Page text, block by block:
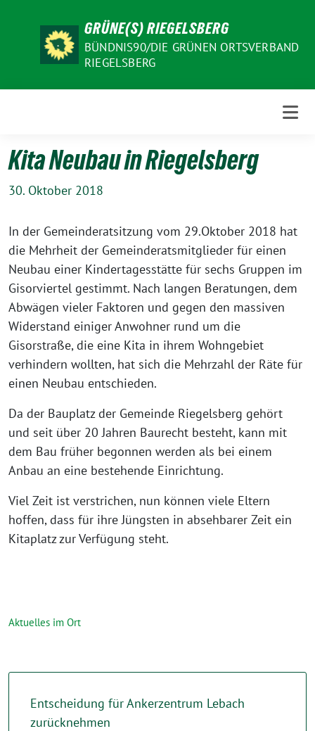
GRÜNE(S) RIEGELSBERG
BÜNDNIS90/DIE GRÜNEN ORTSVERBAND
RIEGELSBERG
Kita Neubau in Riegelsberg
30. Oktober 2018
In der Gemeinderatsitzung vom 29.Oktober 2018 hat
die Mehrheit der Gemeinderatsmitglieder für einen
Neubau einer Kindertagesstätte für sechs Gruppen im
Gisorviertel gestimmt. Nach langen Beratungen, dem
Abwägen vieler Faktoren und gegen den massiven
Widerstand einiger Anwohner rund um die
Gisorstraße, die eine Kita in ihrem Wohngebiet
verhindern wollten, hat sich die Mehrzahl der Räte für
einen Neubau entschieden.
Da der Bauplatz der Gemeinde Riegelsberg gehört
und seit über 20 Jahren Baurecht besteht, kann mit
dem Bau früher begonnen werden als bei einem
Anbau an eine bestehende Einrichtung.
Viel Zeit ist verstrichen, nun können viele Eltern
hoffen, dass für ihre Jüngsten in absehbarer Zeit ein
Kitaplatz zur Verfügung steht.
Aktuelles im Ort
Entscheidung für Ankerzentrum Lebach
zurücknehmen